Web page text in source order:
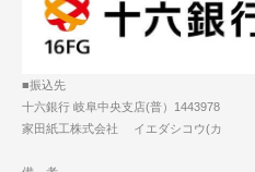
■振込先
十六銀行 岐阜中央支店(普）1443978
家田紙工株式会社 イエダシコウ(カ